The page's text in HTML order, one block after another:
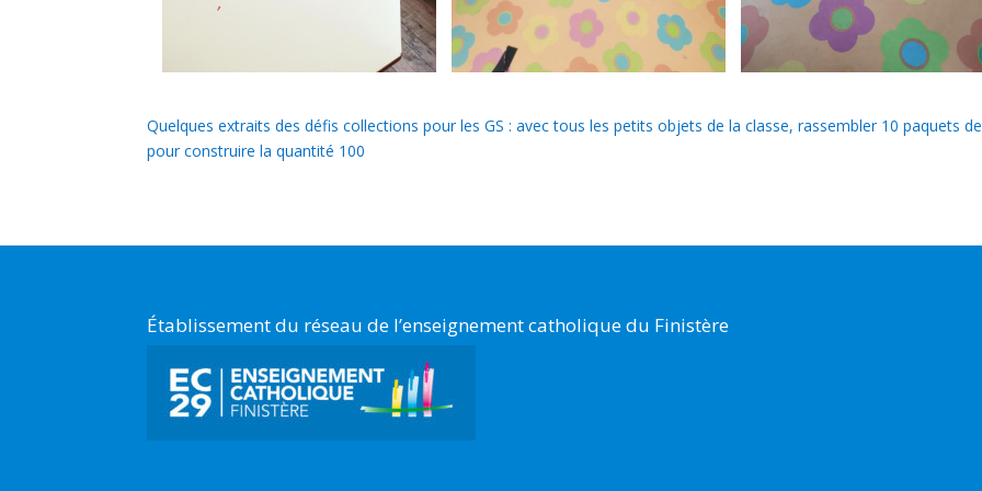
Quelques extraits des défis collections pour les GS : avec tous les petits objets de la classe, rassembler 10 paquets
pour construire la quantité 100
Établissement du réseau de l’enseignement catholique du Finistère